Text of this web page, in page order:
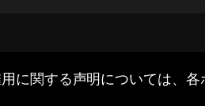
に関する声明については、